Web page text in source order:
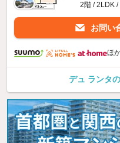
2階 / 2LDK /
お問い
ほ
デュ ランタ